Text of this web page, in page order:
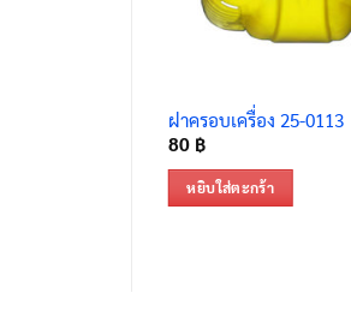
ฝาครอบเครื่อง 25-0113
80 ฿
หยิบใส่ตะกร้า